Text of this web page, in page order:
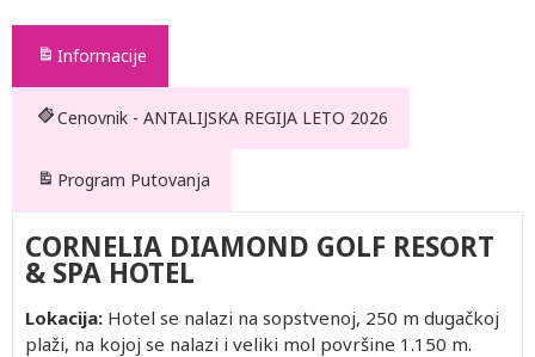
Informacije
Cenovnik - ANTALIJSKA REGIJA LETO 2026
Program Putovanja
CORNELIA DIAMOND GOLF RESORT
& SPA HOTEL
Lokacija: Hotel se nalazi na sopstvenoj, 250 m dugačkoj
plaži, na kojoj se nalazi i veliki mol površine 1.150 m.